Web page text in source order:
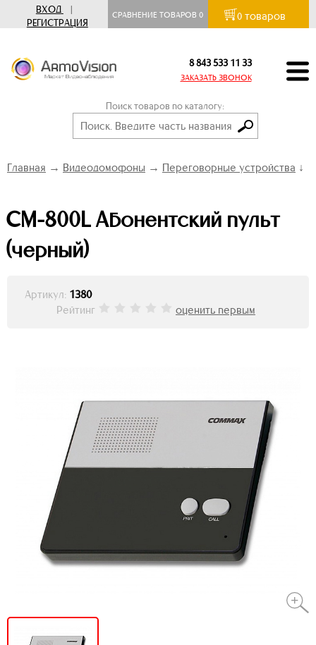
ВХОД
|
РЕГИСТРАЦИЯ
СРАВНЕНИЕ ТОВАРОВ0 0 товаров
8 843 533 11 33
ЗАКАЗАТЬ ЗВОНОК
Поиск товаров по каталогу:
Главная → Видеодомофоны → Переговорные устройства ↓
CM-800L Абонентский пульт
(черный)
Артикул: 1380
Рейтинг
оценить первым